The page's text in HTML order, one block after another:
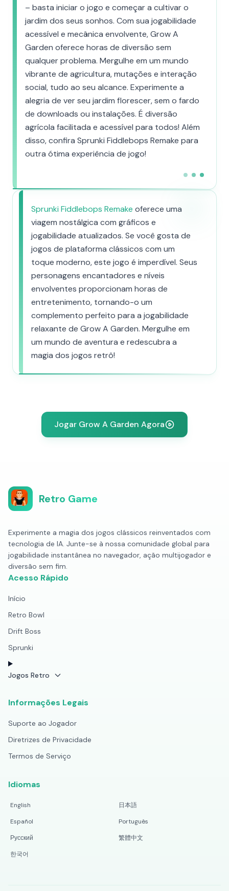
– basta iniciar o jogo e começar a cultivar o
jardim dos seus sonhos. Com sua jogabilidade
acessível e mecânica envolvente, Grow A
Garden oferece horas de diversão sem
qualquer problema. Mergulhe em um mundo
vibrante de agricultura, mutações e interação
social, tudo ao seu alcance. Experimente a
alegria de ver seu jardim florescer, sem o fardo
de downloads ou instalações. É diversão
agrícola facilitada e acessível para todos! Além
disso, confira Sprunki Fiddlebops Remake para
outra ótima experiência de jogo!
Sprunki Fiddlebops Remake oferece uma
viagem nostálgica com gráficos e
jogabilidade atualizados. Se você gosta de
jogos de plataforma clássicos com um
toque moderno, este jogo é imperdível. Seus
personagens encantadores e níveis
envolventes proporcionam horas de
entretenimento, tornando-o um
complemento perfeito para a jogabilidade
relaxante de Grow A Garden. Mergulhe em
um mundo de aventura e redescubra a
magia dos jogos retrô!
Jogar Grow A Garden Agora
Retro Game
Experimente a magia dos jogos clássicos reinventados com
tecnologia de IA. Junte-se à nossa comunidade global para
jogabilidade instantânea no navegador, ação multijogador e
diversão sem fim.
Acesso Rápido
Início
Retro Bowl
Drift Boss
Sprunki
Jogos Retro
Informações Legais
Suporte ao Jogador
Diretrizes de Privacidade
Termos de Serviço
Idiomas
English
日本語
Español
Português
Русский
繁體中文
한국어